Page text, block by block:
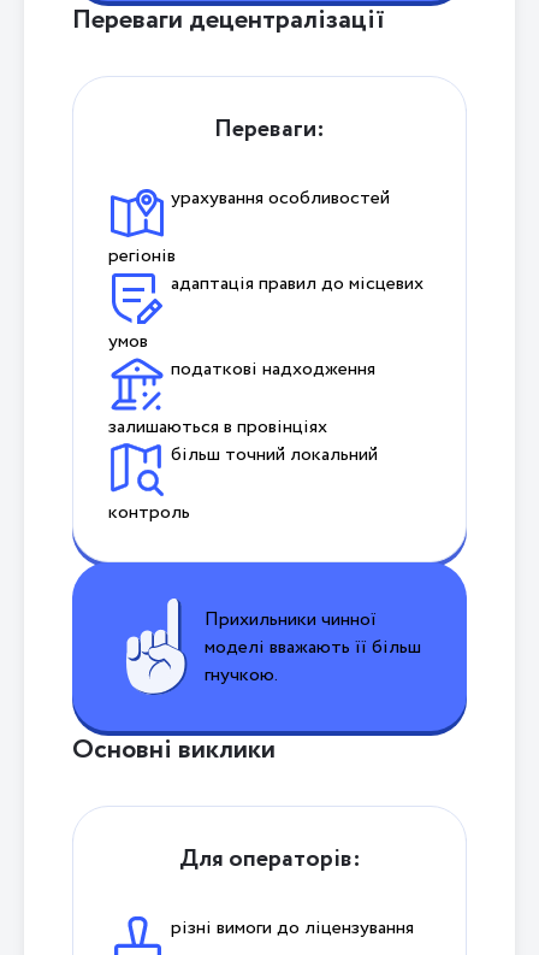
Переваги децентралізації
Переваги:
урахування особливостей
регіонів
адаптація правил до місцевих
умов
податкові надходження
залишаються в провінціях
більш точний локальний
контроль
Прихильники чинної
моделі вважають її більш
гнучкою.
Основні виклики
Для операторів:
різні вимоги до ліцензування